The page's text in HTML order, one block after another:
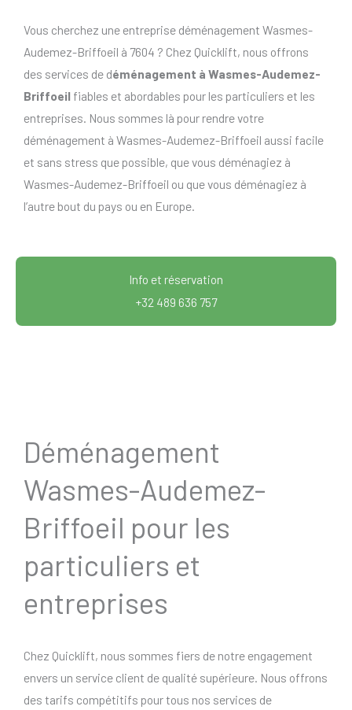
Vous cherchez une entreprise déménagement Wasmes-
Audemez-Briffoeil à 7604 ? Chez Quicklift, nous offrons
des services de déménagement à Wasmes-Audemez-
Briffoeil fiables et abordables pour les particuliers et les
entreprises. Nous sommes là pour rendre votre
déménagement à Wasmes-Audemez-Briffoeil aussi facile
et sans stress que possible, que vous déménagiez à
Wasmes-Audemez-Briffoeil ou que vous déménagiez à
l’autre bout du pays ou en Europe.
Info et réservation
+32 489 636 757
Déménagement
Wasmes-Audemez-
Briffoeil pour les
particuliers et
entreprises
Chez Quicklift, nous sommes fiers de notre engagement
envers un service client de qualité supérieure. Nous offrons
des tarifs compétitifs pour tous nos services de